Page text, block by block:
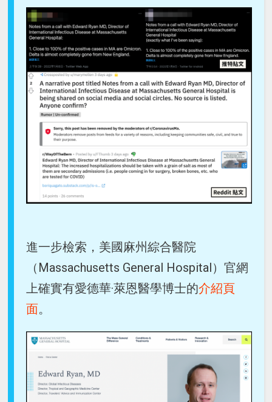
進一步檢索，美國麻州綜合醫院
（Massachusetts General Hospital）官網
上確實有愛德華·萊恩醫學博士的介紹頁
面。